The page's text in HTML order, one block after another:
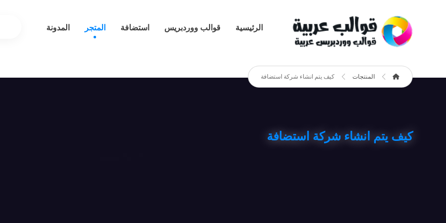
الرئيسية قوالب ووردبريس استضافة المتجر المدونة
المنتجات كيف يتم انشاء شركة استضافة
كيف يتم انشاء شركة استضافة